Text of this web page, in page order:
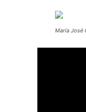
María José